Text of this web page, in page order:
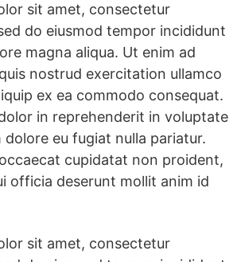
sit amet, consectetur
do eiusmod tempor incididunt
magna aliqua. Ut enim ad
nostrud exercitation ullamco
ex ea commodo consequat.
in reprehenderit in voluptate
dolore eu fugiat nulla pariatur.
cupidatat non proident,
officia deserunt mollit anim id
sit amet, consectetur